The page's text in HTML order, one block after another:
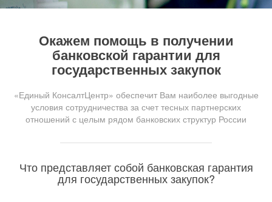
Окажем помощь в получении
банковской гарантии для
государственных закупок
«Единый КонсалтЦентр» обеспечит Вам наиболее выгодные
условия сотрудничества за счет тесных партнерских
отношений с целым рядом банковских структур России
Что представляет собой банковская гарантия
для государственных закупок?